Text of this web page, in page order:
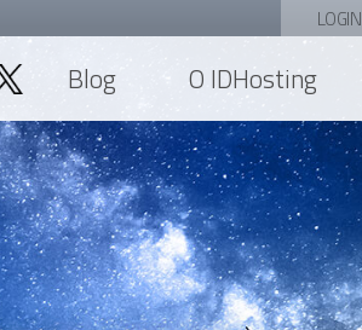
LOGIN
Blog O IDHosting